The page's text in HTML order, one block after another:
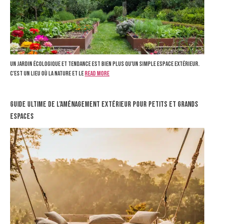
Un jardin écologique et tendance est bien plus qu'un simple espace extérieur.
C'est un lieu où la nature et leRead more
Guide ultime de l’aménagement extérieur pour petits et grands
espaces